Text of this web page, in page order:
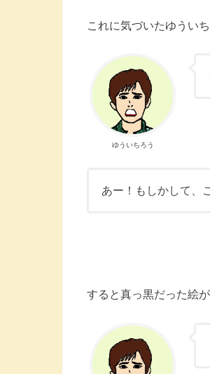
これに気づいたゆうい
ゆういちろう
あー！もしかして、
すると真っ黒だった絵